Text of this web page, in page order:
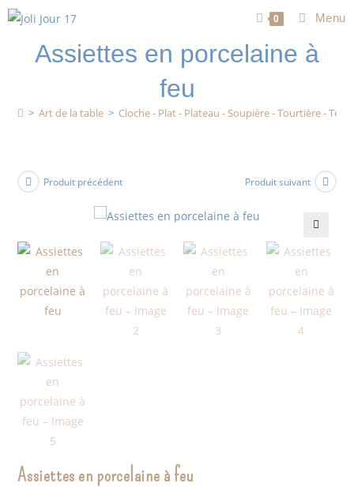
0 Menu
Assiettes en porcelaine à
feu
> Art de la table > Cloche - Plat - Plateau - Soupière - Tourtière -
Produit précédent Produit suivant
🔍
Assiettes en porcelaine à feu